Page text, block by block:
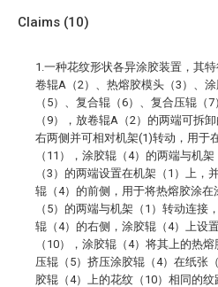
Claims (10)
1.一种花纹形状各异涂胶装置，其
卷辊A（2）、热熔胶模头（3）、
（5）、复合辊（6）、复合压辊（
（9），放卷辊A（2）的两端可拆
右两侧并可相对机架(1)转动，用于
（11），涂胶辊（4）的两端与机
（3）的两端设置在机架（1）上，
辊（4）的前侧，用于将热熔胶涂
（5）的两端与机架（1）转动连接
辊（4）的右侧，涂胶辊（4）上设
（10），涂胶辊（4）将其上的热
压辊（5）挤压涂胶辊（4）在纸张
胶辊（4）上的花纹（10）相同的